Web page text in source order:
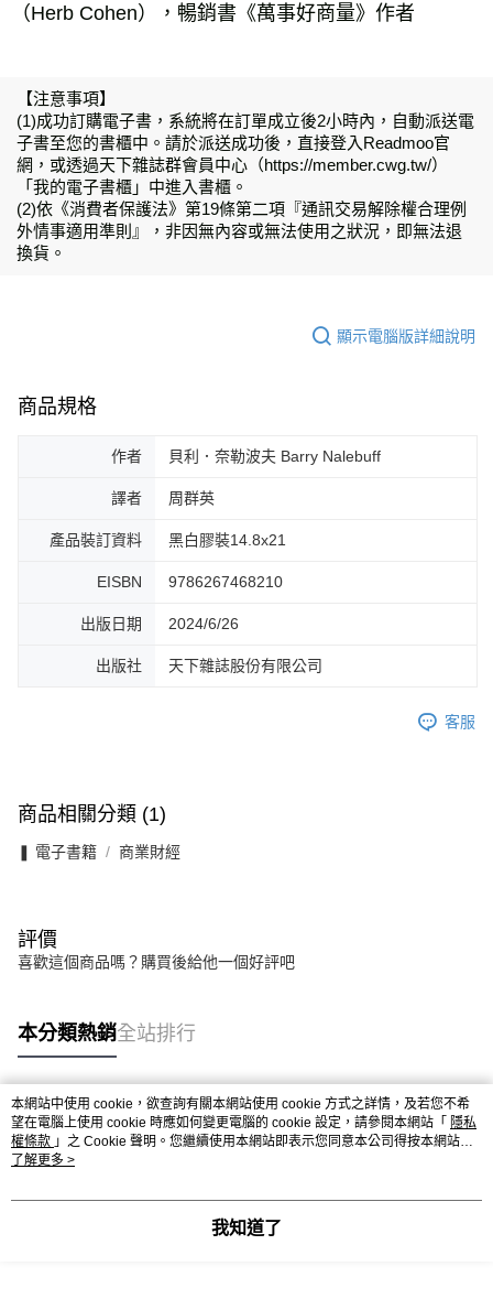
（Herb Cohen），暢銷書《萬事好商量》作者
【注意事項】
(1)成功訂購電子書，系統將在訂單成立後2小時內，自動派送電
子書至您的書櫃中。請於派送成功後，直接登入Readmoo官
網，或透過天下雜誌群會員中心（https://member.cwg.tw/）
「我的電子書櫃」中進入書櫃。
(2)依《消費者保護法》第19條第二項『通訊交易解除權合理例
外情事適用準則』，非因無內容或無法使用之狀況，即無法退
換貨。
顯示電腦版詳細說明
商品規格
作者 貝利．奈勒波夫 Barry Nalebuff
譯者 周群英
產品裝訂資料 黑白膠裝14.8x21
EISBN 9786267468210
出版日期 2024/6/26
出版社 天下雜誌股份有限公司
客服
商品相關分類 (1)
❚ 電子書籍 商業財經
評價
喜歡這個商品嗎？購買後給他一個好評吧
本分類熱銷全站排行
熱門標籤
本網站中使用 cookie，欲查詢有關本網站使用 cookie 方式之詳情，及若您不希
望在電腦上使用 cookie 時應如何變更電腦的 cookie 設定，請參閱本網站「 隱私
權條款 」之 Cookie 聲明。您繼續使用本網站即表示您同意本公司得按本網站使
用條款之 Cookie 聲明使用 cookie。
了解更多 >
我知道了